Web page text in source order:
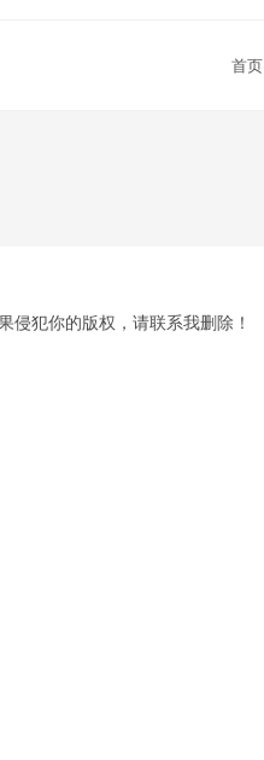
首页
侵犯你的版权，请联系我删除！